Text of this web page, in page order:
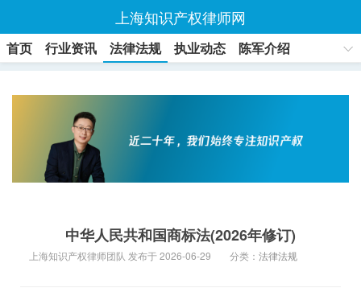
上海知识产权律师网
首页 行业资讯 法律法规 执业动态
陈军介绍
中华人民共和国商标法(2026年修订)
上海知识产权律师团队 发布于 2026-06-29 分类： 法律法规